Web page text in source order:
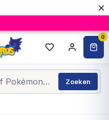
×
0
Zoeken